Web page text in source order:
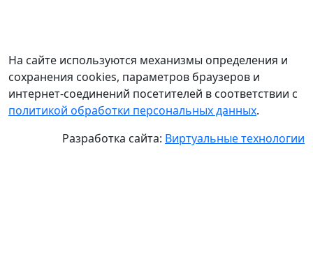
На сайте используются механизмы определения и
сохранения cookies, параметров браузеров и
интернет-соединений посетителей в соответствии с
политикой обработки персональных данных.
Разработка сайта: Виртуальные технологии